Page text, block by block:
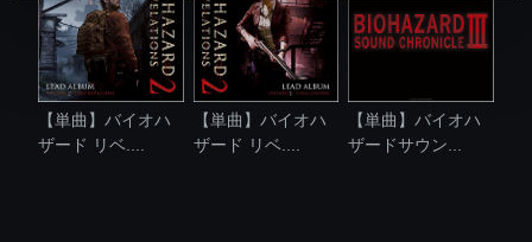
【単曲】バイオハ
ザード リベ....
【単曲】バイオハ
ザード リベ....
【単曲】バイオハ
ザードサウン...